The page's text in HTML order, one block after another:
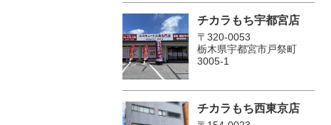
チカラもち宇都宮店
〒320-0053
栃木県宇都宮市戸祭町
3005-1
チカラもち西東京店